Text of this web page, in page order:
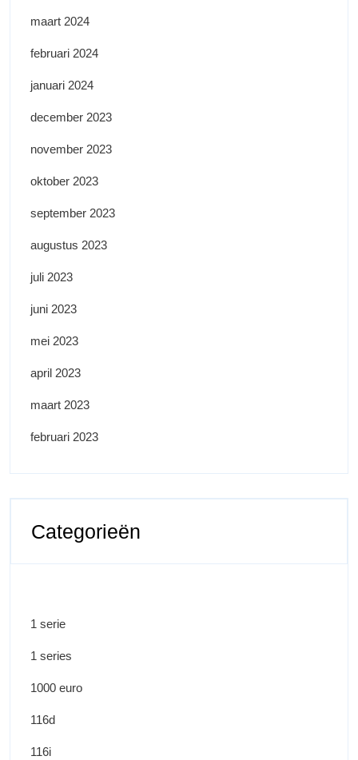
maart 2024
februari 2024
januari 2024
december 2023
november 2023
oktober 2023
september 2023
augustus 2023
juli 2023
juni 2023
mei 2023
april 2023
maart 2023
februari 2023
Categorieën
1 serie
1 series
1000 euro
116d
116i